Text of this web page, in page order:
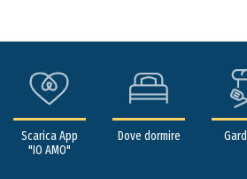
Scarica App
"IO AMO"
Dove dormire